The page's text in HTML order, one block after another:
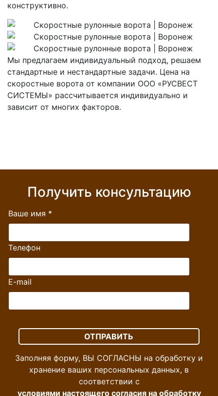
конструктивно.
Мы предлагаем индивидуальный подход, решаем
стандартные и нестандартные задачи. Цена на
скоростные ворота от компании ООО «РУСВЕСТ
СИСТЕМЫ» рассчитывается индивидуально и
зависит от многих факторов.
Получить консультацию
Ваше имя *
Телефон
E-mail
Заполняя форму, ВЫ СОГЛАСНЫ на обработку и
хранение ваших персональных данных, в
соответствии с
условиями настоящего согласия на обработку